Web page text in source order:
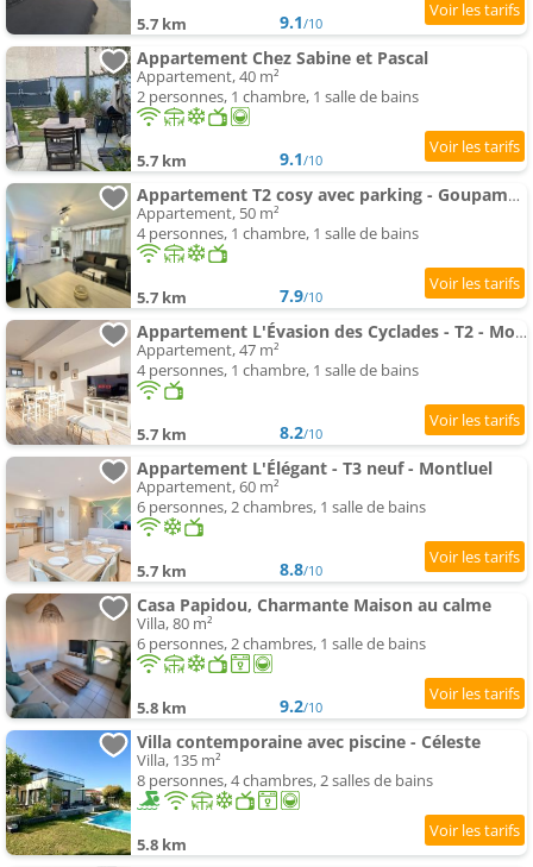
5.7 km 9.1/10
Appartement Chez Sabine et Pascal
Appartement, 40 m²
2 personnes, 1 chambre, 1 salle de bains
5.7 km 9.1/10
Appartement T2 cosy avec parking - Goupama Stadium LDLC Arena
Appartement, 50 m²
4 personnes, 1 chambre, 1 salle de bains
5.7 km 7.9/10
Appartement L'Évasion des Cyclades - T2 - Montluel
Appartement, 47 m²
4 personnes, 1 chambre, 1 salle de bains
5.7 km 8.2/10
Appartement L'Élégant - T3 neuf - Montluel
Appartement, 60 m²
6 personnes, 2 chambres, 1 salle de bains
5.7 km 8.8/10
Casa Papidou, Charmante Maison au calme
Villa, 80 m²
6 personnes, 2 chambres, 1 salle de bains
5.8 km 9.2/10
Villa contemporaine avec piscine - Céleste
Villa, 135 m²
8 personnes, 4 chambres, 2 salles de bains
5.8 km